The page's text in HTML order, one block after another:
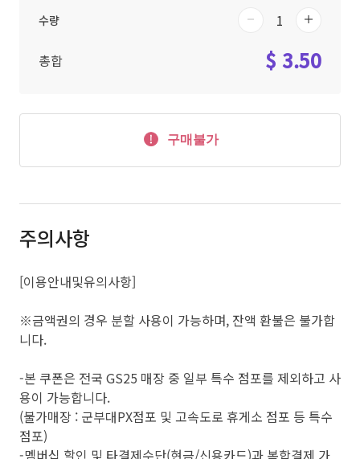
수량
총합 $ 3.50
구매불가
주의사항
[이용안내및유의사항]
※금액권의 경우 분할 사용이 가능하며, 잔액 환불은 불가합
니다.
-본 쿠폰은 전국 GS25 매장 중 일부 특수 점포를 제외하고 사
용이 가능합니다.
(불가매장 : 군부대PX점포 및 고속도로 휴게소 점포 등 특수
점포)
-멤버십 할인 및 타결제수단(현금/신용카드)과 복합결제 가